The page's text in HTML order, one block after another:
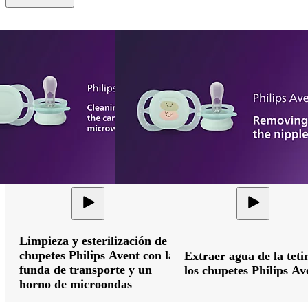
Limpieza y esterilización de
chupetes Philips Avent con la
funda de transporte y un
horno de microondas
Extraer agua de la
los chupetes Philips